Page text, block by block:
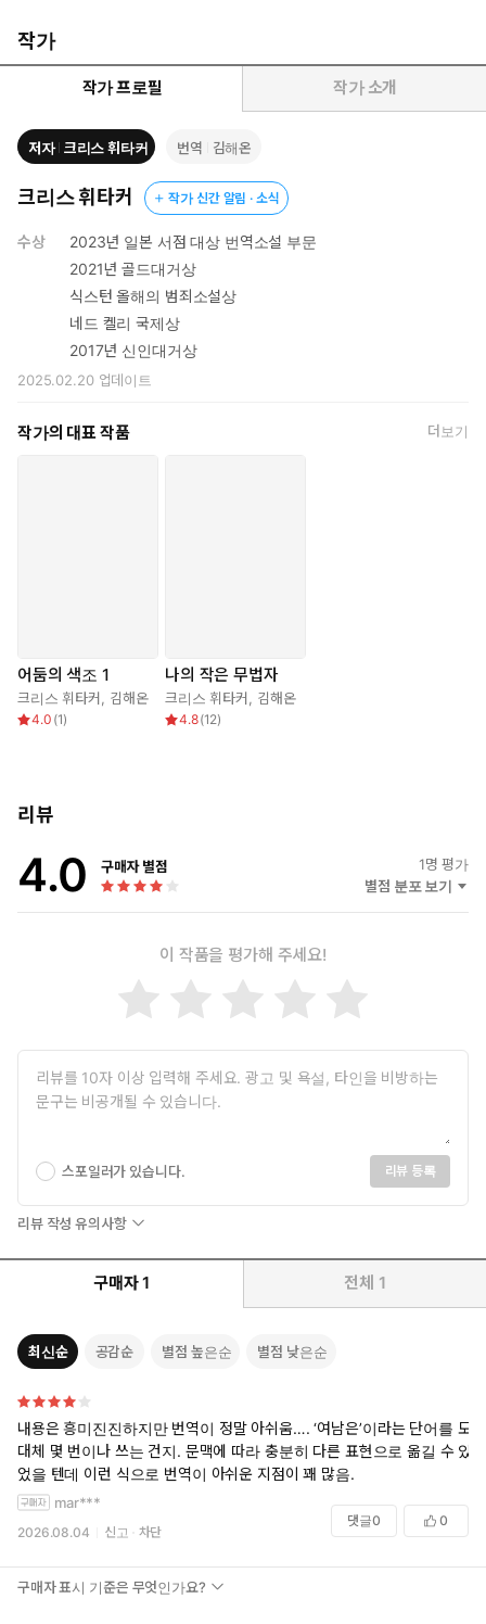
행복해야 할 졸업 전야제에 어두컴컴한 지하실로 들어가게 되는
데……. 본 적 없는 소녀를 찾겠다는 일념으로 수십 년의 어둠을 항해
하고 마는 해적 패치는 그녀를 다시 만날 수 있을까? 한 해 한 해가
세월이 되고, 희망이 집착이 되고, 사랑이 사랑을 해치는 시간 속에
남는 것은 무엇일까?
작가
작가 프로필 작가 소개
저자 크리스 휘타커 번역 김해온
크리스 휘타커 작가 신간 알림 · 소식
수상
2023년 일본 서점 대상 번역소설 부문
2021년 골드대거상
식스턴 올해의 범죄소설상
네드 켈리 국제상
2017년 신인대거상
2025.02.20업데이트
작가의 대표 작품 더보기
어둠의 색조 1
크리스 휘타커 김해온
4.0 (1)
나의 작은 무법자
크리스 휘타커 김해온
4.8(12)
리뷰
4.0 구매자 별점 1명 평가
별점 분포 보기
이 작품을 평가해 주세요!
스포일러가 있습니다. 리뷰 등록
리뷰 작성 유의사항
구매자 1 전체 1
최신순 공감순 별점 높은순 별점 낮은순
내용은 흥미진진하지만 번역이 정말 아쉬움…. ‘여남은’이라는 단어를 도
대체 몇 번이나 쓰는 건지. 문맥에 따라 충분히 다른 표현으로 옮길 수 있
었을 텐데 이런 식으로 번역이 아쉬운 지점이 꽤 많음.
mar***
2026.08.04 신고 차단
댓글0 0
구매자 표시 기준은 무엇인가요?